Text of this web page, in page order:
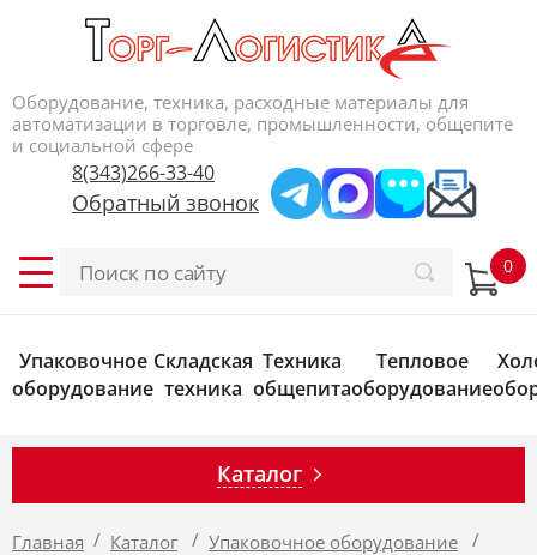
Оборудование, техника, расходные материалы для
автоматизации в торговле, промышленности, общепите
и социальной сфере
8(343)266-33-40
Обратный звонок
Упаковочное
оборудование
Складская
техника
Техника
общепита
Тепловое
оборудование
Каталог
Главная / Каталог / Упаковочное оборудование /